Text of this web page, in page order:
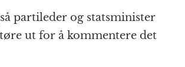
partileder og statsminister
ut for å kommentere det